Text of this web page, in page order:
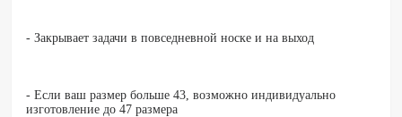
- Закрывает задачи в повседневной носке и на выход
- Если ваш размер больше 43, возможно индивидуально
изготовление до 47 размера